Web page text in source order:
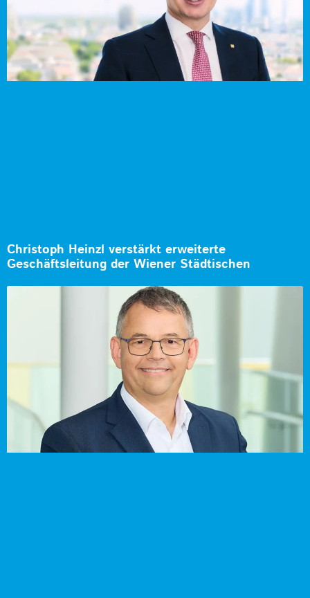
Christoph Heinzl verstärkt erweiterte
Geschäftsleitung der Wiener Städtischen